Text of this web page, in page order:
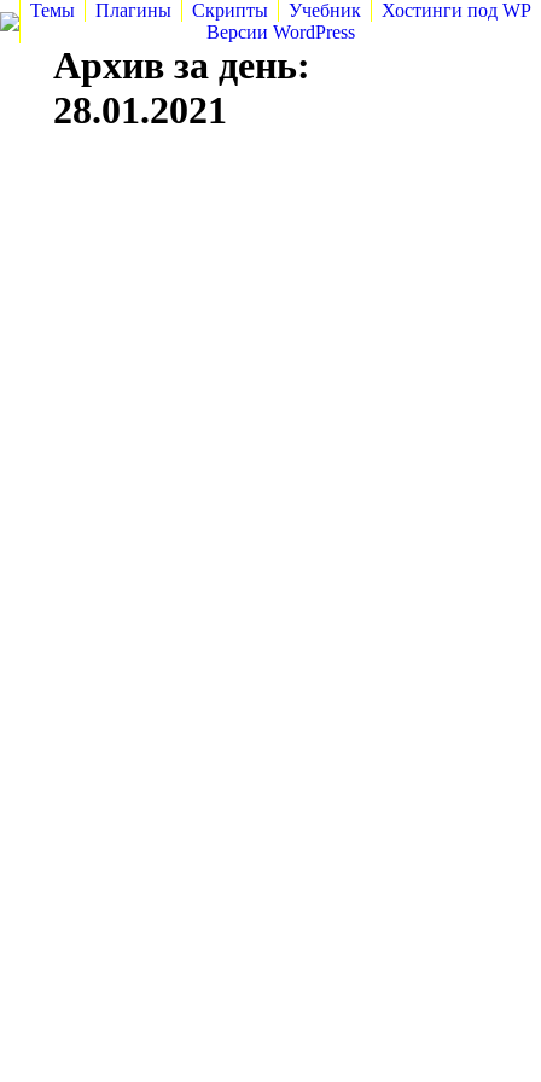
Темы Плагины Скрипты Учебник
Хостинги под WP
Версии WordPress
Архив за день:
28.01.2021